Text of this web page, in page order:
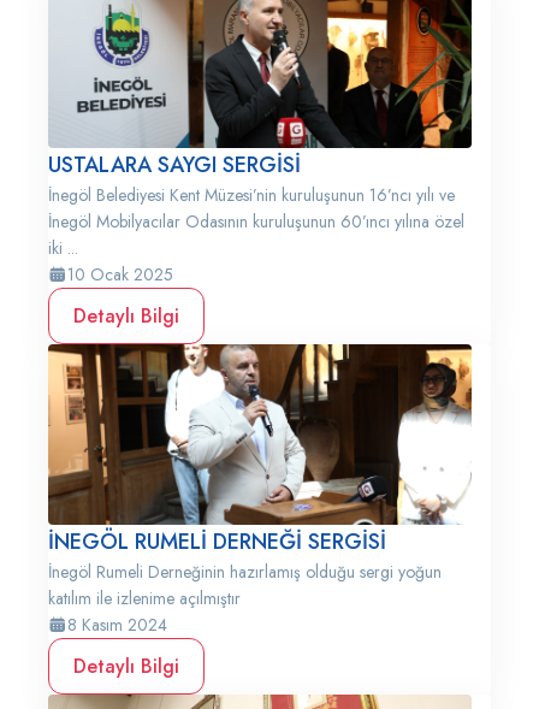
USTALARA SAYGI SERGİSİ
İnegöl Belediyesi Kent Müzesi’nin kuruluşunun 16’ncı yılı ve
İnegöl Mobilyacılar Odasının kuruluşunun 60’ıncı yılına özel
iki ...
10 Ocak 2025
Detaylı Bilgi
İNEGÖL RUMELİ DERNEĞİ SERGİSİ
İnegöl Rumeli Derneğinin hazırlamış olduğu sergi yoğun
katılım ile izlenime açılmıştır
8 Kasım 2024
Detaylı Bilgi